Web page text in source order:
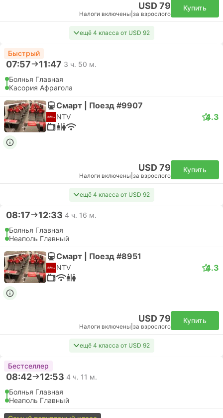
USD 79
Налоги включены за взрослого
Купить
ещё 4 класса от USD 92
Быстрый
07:57 11:47 3 ч. 50 м.
Болнья Главная
Касория Афрагола
Смарт | Поезд #9907
NTV 4.3
USD 79
Налоги включены за взрослого
Купить
ещё 4 класса от USD 92
08:17 12:33 4 ч. 16 м.
Болнья Главная
Неаполь Главный
Смарт | Поезд #8951
NTV 4.3
USD 79
Налоги включены за взрослого
Купить
ещё 4 класса от USD 92
Бестселлер
08:42 12:53 4 ч. 11 м.
Болнья Главная
Неаполь Главный